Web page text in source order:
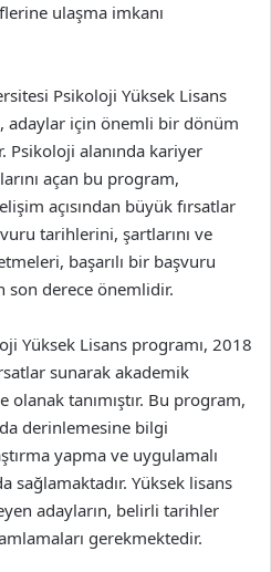
ulaşma imkanı
Psikoloji Yüksek Lisans
adaylar için önemli bir dönüm
Psikoloji alanında kariyer
açan bu program,
açısından büyük fırsatlar
tarihlerini, şartlarını ve
başarılı bir başvuru
son derece önemlidir.
Yüksek Lisans programı, 2018
sunarak akademik
tanımıştır. Bu program,
derinlemesine bilgi
yapma ve uygulamalı
sağlamaktadır. Yüksek lisans
adayların, belirli tarihler
gerekmektedir.